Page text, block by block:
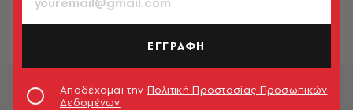
ΕΓΓΡΑΦΗ
Αποδέχομαι την Πολιτική Προστασίας Προσωπικών
Δεδομένων